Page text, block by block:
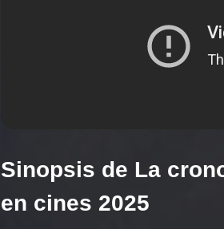
Sinopsis de La
en cines 2025